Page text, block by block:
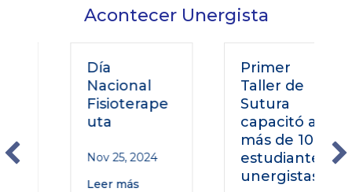
Acontecer Unergista
Día
Nacional
Fisioterape
uta
Nov 25, 2024
Leer más
Primer
Taller de
Sutura
capacitó a
más de 100
estudiantes
unergistas